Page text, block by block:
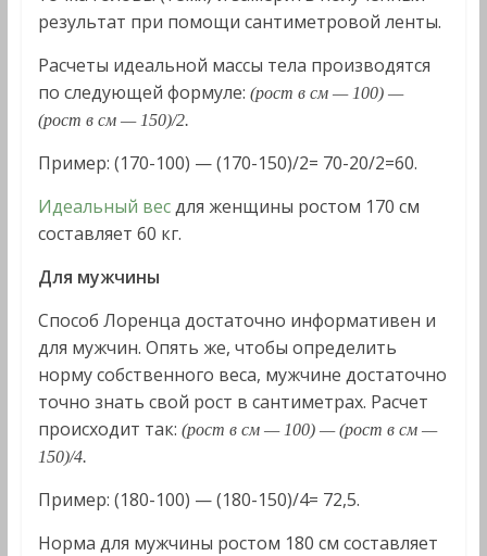
результат при помощи сантиметровой ленты.
Расчеты идеальной массы тела производятся
по следующей формуле: (рост в см — 100) —
(рост в см — 150)/2.
Пример: (170-100) — (170-150)/2= 70-20/2=60.
Идеальный весдля женщины ростом 170 см
составляет 60 кг.
Для мужчины
Способ Лоренца достаточно информативен и
для мужчин. Опять же, чтобы определить
норму собственного веса, мужчине достаточно
точно знать свой рост в сантиметрах. Расчет
происходит так: (рост в см — 100) — (рост в см —
150)/4.
Пример: (180-100) — (180-150)/4= 72,5.
Норма для мужчины ростом 180 см составляет